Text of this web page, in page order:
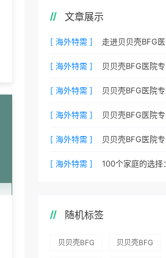
文章展示
[ 海外特需 ]
[ 海外特需 ]
[ 海外特需 ]
[ 海外特需 ]
[ 海外特需 ]
[ 海外特需 ]
随机标签
贝贝壳BFG
贝贝壳BFG